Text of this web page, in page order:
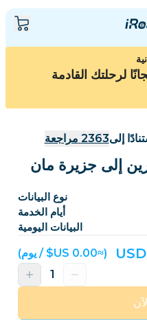
إلى2363 مراجعة
نوع البيانات
أيام الخدمة
البيانات اليومية
(≈‏0.00 US$ / يوم)